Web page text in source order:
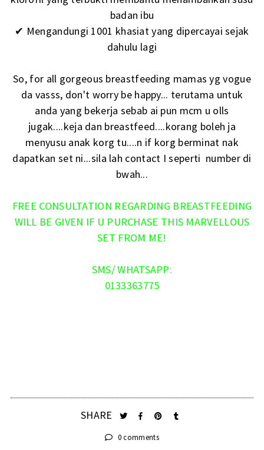
badan ibu
✔ Mengandungi 1001 khasiat yang dipercayai sejak
dahulu lagi
So, for all gorgeous breastfeeding mamas yg vogue
da vasss, don't worry be happy... terutama untuk
anda yang bekerja sebab ai pun mcm u olls
jugak....keja dan breastfeed....korang boleh ja
menyusu anak korg tu....n if korg berminat nak
dapatkan set ni...sila lah contact I seperti number di
bwah...
FREE CONSULTATION REGARDING BREASTFEEDING
WILL BE GIVEN IF U PURCHASE THIS MARVELLOUS
SET FROM ME!
SMS/ WHATSAPP:
0133363775
SHARE
0 comments